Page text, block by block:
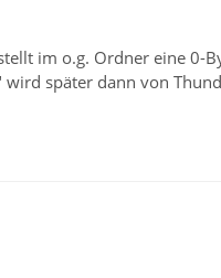
im o.g. Ordner eine 0-
wird später dann von